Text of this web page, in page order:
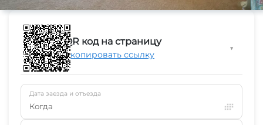
QR код на страницу
Скопировать ссылку
▼
Дата заезда и отъезда
Когда